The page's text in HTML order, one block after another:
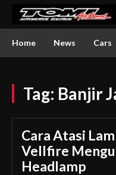
Home News Cars
Tag: Banjir
Cara Atasi
Vellfire
Headlamp